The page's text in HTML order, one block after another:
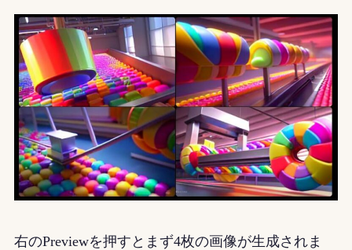
右のPreviewを押すとまず4枚の画像が生成されま